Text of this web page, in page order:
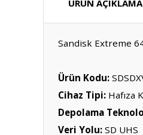
ÜRÜN
Sandisk Extreme
Ürün Kodu:
Cihaz Tipi: Hafıza
Depolama
Veri Yolu: SD UHS